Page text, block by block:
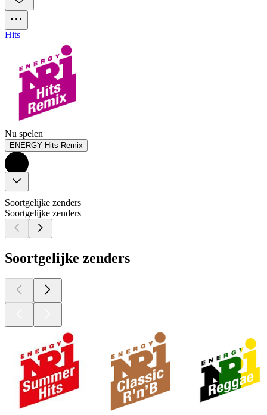
Hits
Nu spelen
ENERGY Hits Remix
Soortgelijke zenders
Soortgelijke zenders
Soortgelijke zenders